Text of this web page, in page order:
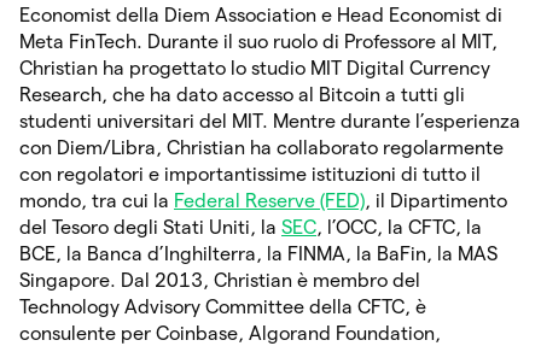
Economist della Diem Association e Head Economist di
Meta FinTech. Durante il suo ruolo di Professore al MIT,
Christian ha progettato lo studio MIT Digital Currency
Research, che ha dato accesso al Bitcoin a tutti gli
studenti universitari del MIT. Mentre durante l’esperienza
con Diem/Libra, Christian ha collaborato regolarmente
con regolatori e importantissime istituzioni di tutto il
mondo, tra cui la Federal Reserve (FED), il Dipartimento
del Tesoro degli Stati Uniti, la SEC, l’OCC, la CFTC, la
BCE, la Banca d’Inghilterra, la FINMA, la BaFin, la MAS
Singapore. Dal 2013, Christian è membro del
Technology Advisory Committee della CFTC, è
consulente per Coinbase, Algorand Foundation,